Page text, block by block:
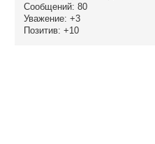
Сообщений: 80
Уважение: +3
Позитив: +10